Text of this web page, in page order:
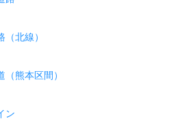
北線）
熊本区間）
ン